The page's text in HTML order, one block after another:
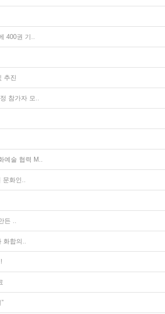
400권 기..
추진
참가자 모..
예술 협력 M..
문화인..
든 ..
화합의..